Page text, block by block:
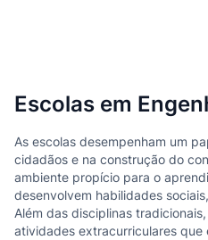
Escolas em
As escolas desempenham um
cidadãos e na construção do
ambiente propício para o
desenvolvem habilidades
Além das disciplinas
atividades extracurriculares que